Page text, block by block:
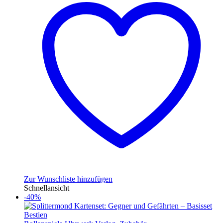
Zur Wunschliste hinzufügen
Schnellansicht
-40%